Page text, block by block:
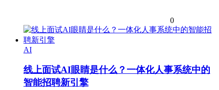
0
AI
线上面试AI眼睛是什么？一体化人事系统中的
智能招聘新引擎